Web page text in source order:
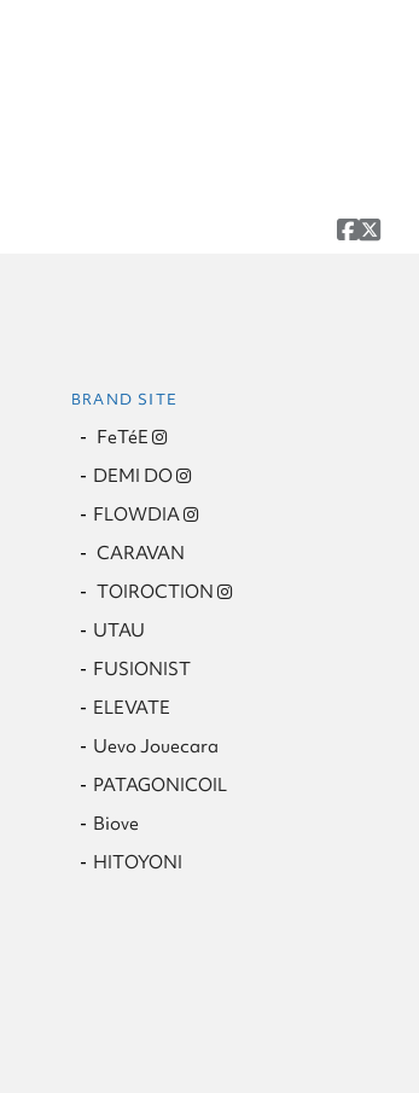
BRAND SITE
FeTéE
DEMI DO
FLOWDIA
CARAVAN
TOIROCTION
UTAU
FUSIONIST
ELEVATE
Uevo Jouecara
PATAGONICOIL
Biove
HITOYONI